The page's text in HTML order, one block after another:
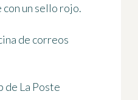
un sello rojo.
de correos
de La Poste